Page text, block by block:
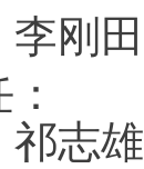
李刚田
祁志雄